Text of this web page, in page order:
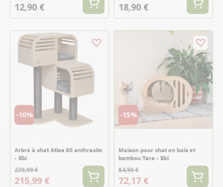
12,90 € 18,90 €
-10%
Arbre à chat Atlas 90 anthracite
- Ebi
239,99 €
215,99 €
-15%
Maison pour chat en bois et
bambou Tara - Ebi
84,90 €
72,17 €